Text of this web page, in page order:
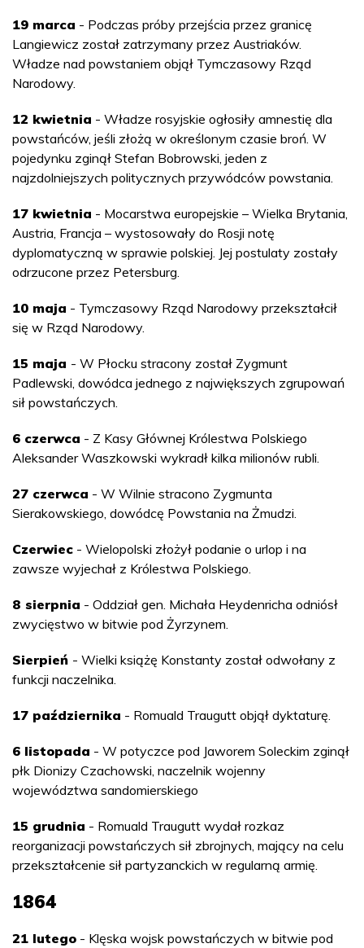
19 marca - Podczas próby przejścia przez granicę
Langiewicz został zatrzymany przez Austriaków.
Władze nad powstaniem objął Tymczasowy Rząd
Narodowy.
12 kwietnia - Władze rosyjskie ogłosiły amnestię dla
powstańców, jeśli złożą w określonym czasie broń. W
pojedynku zginął Stefan Bobrowski, jeden z
najzdolniejszych politycznych przywódców powstania.
17 kwietnia - Mocarstwa europejskie – Wielka Brytania,
Austria, Francja – wystosowały do Rosji notę
dyplomatyczną w sprawie polskiej. Jej postulaty zostały
odrzucone przez Petersburg.
10 maja - Tymczasowy Rząd Narodowy przekształcił
się w Rząd Narodowy.
15 maja - W Płocku stracony został Zygmunt
Padlewski, dowódca jednego z największych zgrupowań
sił powstańczych.
6 czerwca - Z Kasy Głównej Królestwa Polskiego
Aleksander Waszkowski wykradł kilka milionów rubli.
27 czerwca - W Wilnie stracono Zygmunta
Sierakowskiego, dowódcę Powstania na Żmudzi.
Czerwiec - Wielopolski złożył podanie o urlop i na
zawsze wyjechał z Królestwa Polskiego.
8 sierpnia - Oddział gen. Michała Heydenricha odniósł
zwycięstwo w bitwie pod Żyrzynem.
Sierpień - Wielki książę Konstanty został odwołany z
funkcji naczelnika.
17 października - Romuald Traugutt objął dyktaturę.
6 listopada - W potyczce pod Jaworem Soleckim zginął
płk Dionizy Czachowski, naczelnik wojenny
województwa sandomierskiego
15 grudnia - Romuald Traugutt wydał rozkaz
reorganizacji powstańczych sił zbrojnych, mający na celu
przekształcenie sił partyzanckich w regularną armię.
1864
21 lutego - Klęska wojsk powstańczych w bitwie pod